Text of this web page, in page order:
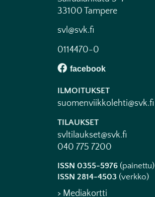
33100 Tampere
svl@svk.fi
0114470-0
ILMOITUKSET
suomenviikkolehti@svk.fi
TILAUKSET
svltilaukset@svk.fi
040 775 7200
ISSN 0355-5976 (painettu)
ISSN 2814-4503 (verkko)
> Mediakortti